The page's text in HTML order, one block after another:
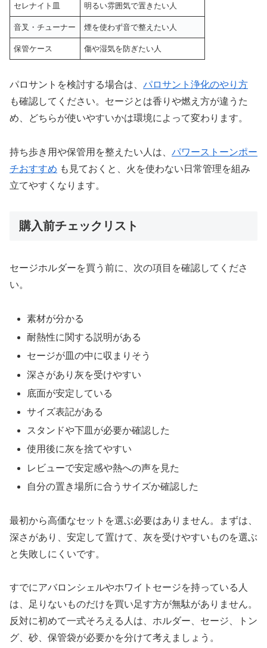
セレナイト皿 明るい雰囲気で置きたい人
音叉・チューナー 煙を使わず音で整えたい人
保管ケース 傷や湿気を防ぎたい人
パロサントを検討する場合は、 パロサント浄化のやり方
も確認してください。セージとは香りや燃え方が違うた
め、どちらが使いやすいかは環境によって変わります。
持ち歩き用や保管用を整えたい人は、 パワーストーンポー
チおすすめ も見ておくと、火を使わない日常管理を組み
立てやすくなります。
購入前チェックリスト
セージホルダーを買う前に、次の項目を確認してくださ
い。
素材が分かる
耐熱性に関する説明がある
セージが皿の中に収まりそう
深さがあり灰を受けやすい
底面が安定している
サイズ表記がある
スタンドや下皿が必要か確認した
使用後に灰を捨てやすい
レビューで安定感や熱への声を見た
自分の置き場所に合うサイズか確認した
最初から高価なセットを選ぶ必要はありません。まずは、
深さがあり、安定して置けて、灰を受けやすいものを選ぶ
と失敗しにくいです。
すでにアバロンシェルやホワイトセージを持っている人
は、足りないものだけを買い足す方が無駄がありません。
反対に初めて一式そろえる人は、ホルダー、セージ、トン
グ、砂、保管袋が必要かを分けて考えましょう。